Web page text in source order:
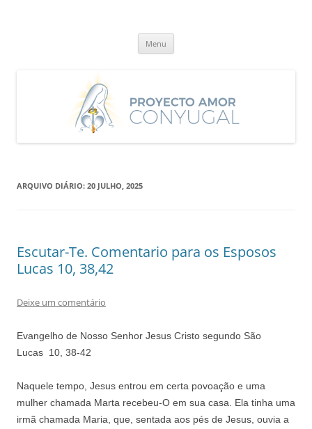
Menu
ARQUIVO DIÁRIO: 20 JULHO, 2025
Escutar-Te. Comentario para os Esposos
Lucas 10, 38,42
Deixe um comentário
Evangelho de Nosso Senhor Jesus Cristo segundo São
Lucas 10, 38-42
Naquele tempo, Jesus entrou em certa povoação e uma
mulher chamada Marta recebeu-O em sua casa. Ela tinha uma
irmã chamada Maria, que, sentada aos pés de Jesus, ouvia a